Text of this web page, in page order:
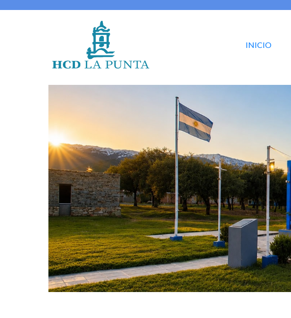
INICIO